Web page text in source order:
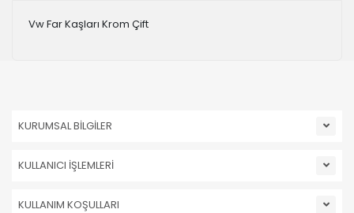
Vw Far Kaşları Krom Çift
KURUMSAL BİLGİLER
KULLANICI İŞLEMLERİ
KULLANIM KOŞULLARI